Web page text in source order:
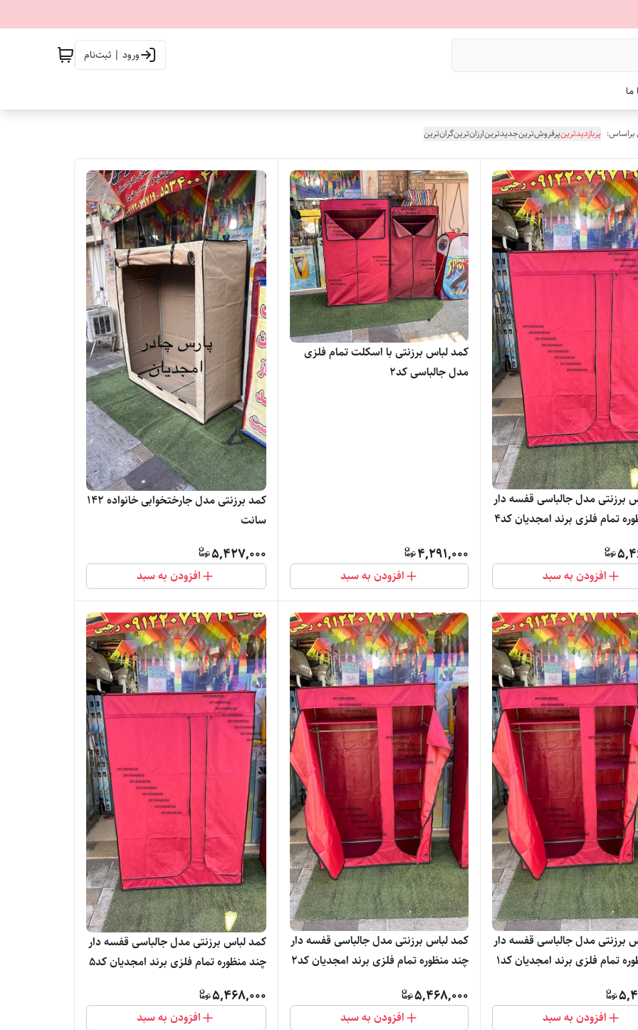
ورود | ثبت‌نام
ما
پربازدیدترینپرفروش‌ترینجدیدترینارزان‌ترینگران‌ترین
برزنتی مدل جالباسی قفسه دار
تمام فلزی برند امجدیان کد4
افزودن به سبد
کمد لباس برزنتی با اسکلت تمام فلزی
مدل جالباسی کد2
4,291,000
افزودن به سبد
کمد برزنتی مدل جارختخوابی خانواده ۱۴۲
سانت
5,427,000
افزودن به سبد
برزنتی مدل جالباسی قفسه دار
تمام فلزی برند امجدیان کد1
افزودن به سبد
کمد لباس برزنتی مدل جالباسی قفسه دار
چند منظوره تمام فلزی برند امجدیان کد2
5,468,000
افزودن به سبد
کمد لباس برزنتی مدل جالباسی قفسه دار
چند منظوره تمام فلزی برند امجدیان کد5
5,468,000
افزودن به سبد